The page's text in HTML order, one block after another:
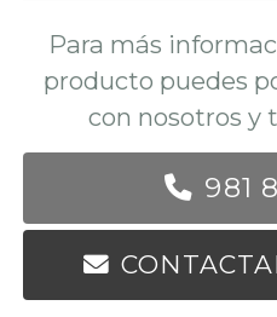
Para más
producto puedes
con nosotros y
981